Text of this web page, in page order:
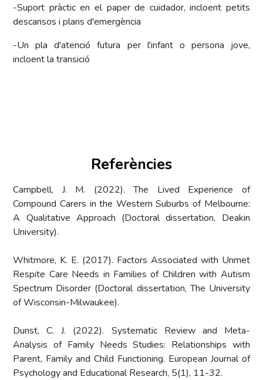
-Suport pràctic en el paper de cuidador, incloent petits
descansos i plans d'emergència
-Un pla d'atenció futura per l'infant o persona jove,
incloent la transició
Referències
Campbell, J. M. (2022). The Lived Experience of
Compound Carers in the Western Suburbs of Melbourne:
A Qualitative Approach (Doctoral dissertation, Deakin
University).
Whitmore, K. E. (2017). Factors Associated with Unmet
Respite Care Needs in Families of Children with Autism
Spectrum Disorder (Doctoral dissertation, The University
of Wisconsin-Milwaukee).
Dunst, C. J. (2022). Systematic Review and Meta-
Analysis of Family Needs Studies: Relationships with
Parent, Family and Child Functioning. European Journal of
Psychology and Educational Research, 5(1), 11-32.